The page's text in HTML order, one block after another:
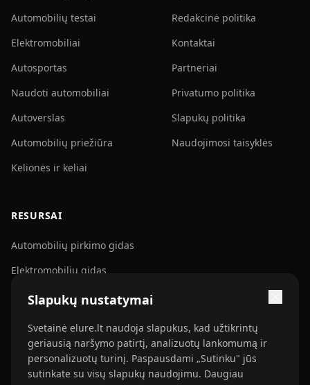
Automobilių testai
Elektromobiliai
Autosportas
Naudoti automobiliai
Autoverslas
Automobilių priežiūra
Kelionės ir keliai
Redakcinė politika
Kontaktai
Partneriai
Privatumo politika
Slapukų politika
Naudojimosi taisyklės
RESURSAI
Automobilių pirkimo gidas
Elektromobilių gidas
Svetainės struktūra
Partneris
rtw.lt →
Slapukų nustatymai
Svetainė elure.lt naudoja slapukus, kad užtikrintų
geriausią naršymo patirtį, analizuotų lankomumą ir
personalizuotų turinį. Paspausdami „Sutinku" jūs
sutinkate su visų slapukų naudojimu. Daugiau